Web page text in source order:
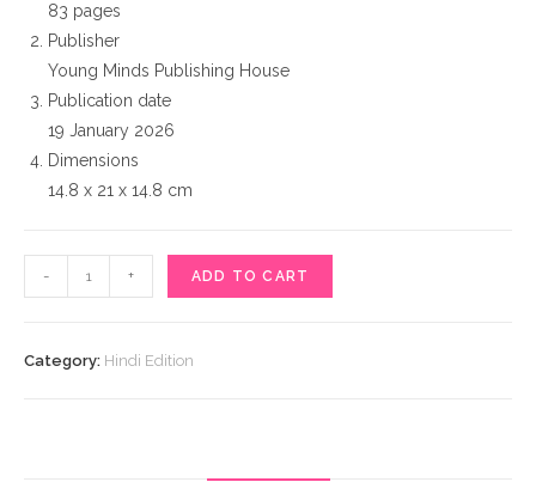
83 pages
Publisher
Young Minds Publishing House
Publication date
19 January 2026
Dimensions
14.8 x 21 x 14.8 cm
का
-
- + ADD TO CART
Category: Hindi Edition